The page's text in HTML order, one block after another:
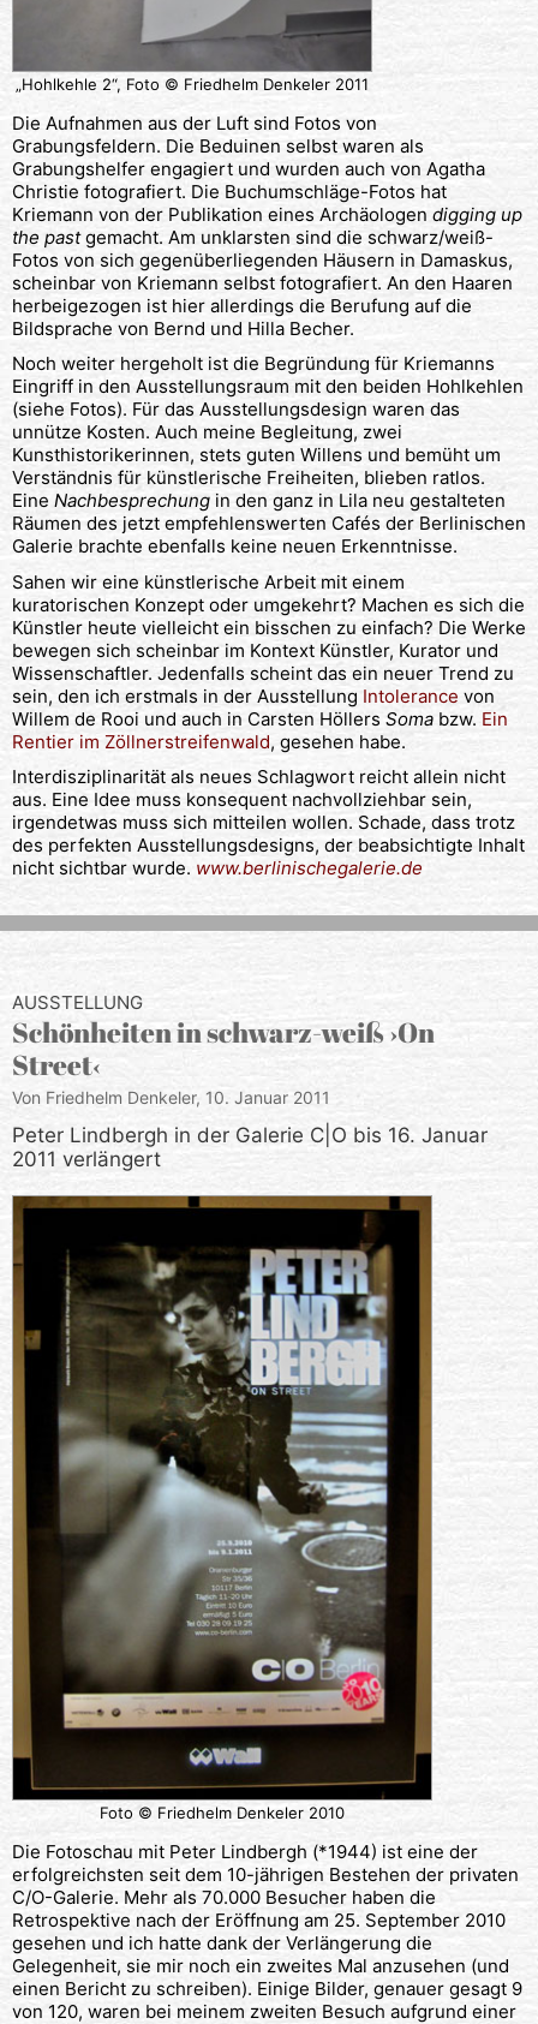
„Hohlkehle 2“, Foto © Friedhelm Denkeler 2011
Die Aufnahmen aus der Luft sind Fotos von
Grabungsfeldern. Die Beduinen selbst waren als
Grabungshelfer engagiert und wurden auch von Agatha
Christie fotografiert. Die Buchumschläge-Fotos hat
Kriemann von der Publikation eines Archäologen digging up
the pastgemacht. Am unklarsten sind die schwarz/weiß-
Fotos von sich gegenüberliegenden Häusern in Damaskus,
scheinbar von Kriemann selbst fotografiert. An den Haaren
herbeigezogen ist hier allerdings die Berufung auf die
Bildsprache von Bernd und Hilla Becher.
Noch weiter hergeholt ist die Begründung für Kriemanns
Eingriff in den Ausstellungsraum mit den beiden Hohlkehlen
(siehe Fotos). Für das Ausstellungsdesign waren das
unnütze Kosten. Auch meine Begleitung, zwei
Kunsthistorikerinnen, stets guten Willens und bemüht um
Verständnis für künstlerische Freiheiten, blieben ratlos.
Eine Nachbesprechung in den ganz in Lila neu gestalteten
Räumen des jetzt empfehlenswerten Cafés der Berlinischen
Galerie brachte ebenfalls keine neuen Erkenntnisse.
Sahen wir eine künstlerische Arbeit mit einem
kuratorischen Konzept oder umgekehrt? Machen es sich die
Künstler heute vielleicht ein bisschen zu einfach? Die Werke
bewegen sich scheinbar im Kontext Künstler, Kurator und
Wissenschaftler. Jedenfalls scheint das ein neuer Trend zu
sein, den ich erstmals in der Ausstellung Intolerance von
Willem de Rooi und auch in Carsten Höllers Soma bzw. Ein
Rentier im Zöllnerstreifenwald, gesehen habe.
Interdisziplinarität als neues Schlagwort reicht allein nicht
aus. Eine Idee muss konsequent nachvollziehbar sein,
irgendetwas muss sich mitteilen wollen. Schade, dass trotz
des perfekten Ausstellungsdesigns, der beabsichtigte Inhalt
nicht sichtbar wurde. www.berlinischegalerie.de
AUSSTELLUNG
Schönheiten in schwarz-weiß ›On
Street‹
Von Friedhelm Denkeler, 10. Januar 2011
Peter Lindbergh in der Galerie C|O bis 16. Januar
2011 verlängert
Foto © Friedhelm Denkeler 2010
Die Fotoschau mit Peter Lindbergh (*1944) ist eine der
erfolgreichsten seit dem 10-jährigen Bestehen der privaten
C/O-Galerie. Mehr als 70.000 Besucher haben die
Retrospektive nach der Eröffnung am 25. September 2010
gesehen und ich hatte dank der Verlängerung die
Gelegenheit, sie mir noch ein zweites Mal anzusehen (und
einen Bericht zu schreiben). Einige Bilder, genauer gesagt 9
von 120, waren bei meinem zweiten Besuch aufgrund einer